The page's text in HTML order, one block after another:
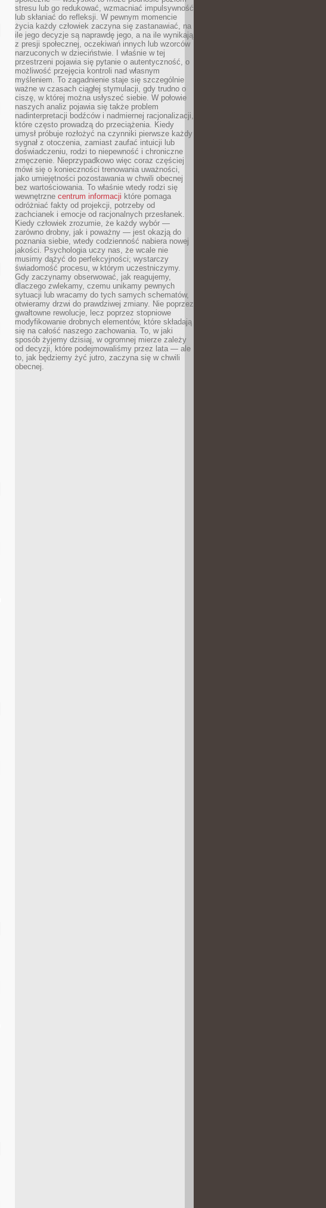
stresu lub go redukować, wzmacniać impulsywność
lub skłaniać do refleksji. W pewnym momencie
życia każdy człowiek zaczyna się zastanawiać, na
ile jego decyzje są naprawdę jego, a na ile wynikają
z presji społecznej, oczekiwań innych lub wzorców
narzuconych w dzieciństwie. I właśnie w tej
przestrzeni pojawia się pytanie o autentyczność, o
możliwość przejęcia kontroli nad własnym
myśleniem. To zagadnienie staje się szczególnie
ważne w czasach ciągłej stymulacji, gdy trudno o
ciszę, w której można usłyszeć siebie. W połowie
naszych analiz pojawia się także problem
nadinterpretacji bodźców i nadmiernej racjonalizacji,
które często prowadzą do przeciążenia. Kiedy
umysł próbuje rozłożyć na czynniki pierwsze każdy
sygnał z otoczenia, zamiast zaufać intuicji lub
doświadczeniu, rodzi to niepewność i chroniczne
zmęczenie. Nieprzypadkowo więc coraz częściej
mówi się o konieczności trenowania uważności,
jako umiejętności pozostawania w chwili obecnej
bez wartościowania. To właśnie wtedy rodzi się
wewnętrzne centrum informacji które pomaga
odróżniać fakty od projekcji, potrzeby od
zachcianek i emocje od racjonalnych przesłanek.
Kiedy człowiek zrozumie, że każdy wybór —
zarówno drobny, jak i poważny — jest okazją do
poznania siebie, wtedy codzienność nabiera nowej
jakości. Psychologia uczy nas, że wcale nie
musimy dążyć do perfekcyjności; wystarczy
świadomość procesu, w którym uczestniczymy.
Gdy zaczynamy obserwować, jak reagujemy,
dlaczego zwlekamy, czemu unikamy pewnych
sytuacji lub wracamy do tych samych schematów,
otwieramy drzwi do prawdziwej zmiany. Nie poprzez
gwałtowne rewolucje, lecz poprzez stopniowe
modyfikowanie drobnych elementów, które składają
się na całość naszego zachowania. To, w jaki
sposób żyjemy dzisiaj, w ogromnej mierze zależy
od decyzji, które podejmowaliśmy przez lata — ale
to, jak będziemy żyć jutro, zaczyna się w chwili
obecnej.